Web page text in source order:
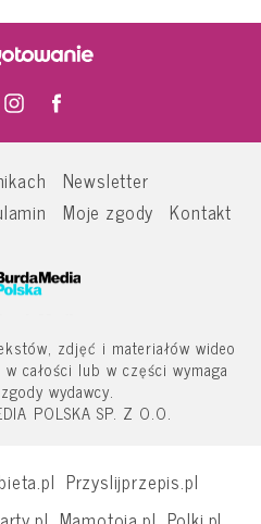
Newsletter
Moje zgody Kontakt
zdjęć i materiałów wideo
całości lub w części wymaga
wydawcy.
POLSKA SP. Z O.O.
Przyslijprzepis.pl